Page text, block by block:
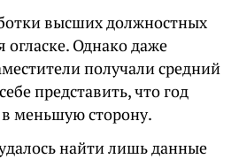
высших должностных
огласке. Однако даже
получали средний
представить, что год
в меньшую сторону.
найти лишь данные